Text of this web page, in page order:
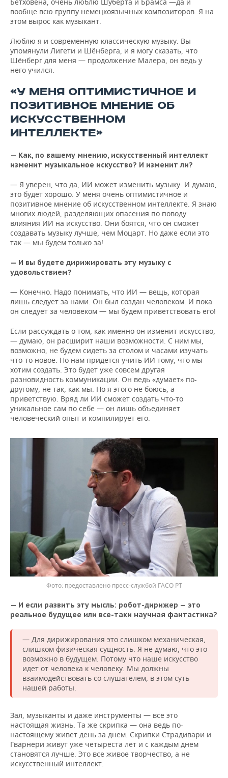
вообще всю группу немецкоязычных композиторов. Я на
этом вырос как музыкант.
Люблю я и современную классическую музыку. Вы
упомянули Лигети и Шёнберга, и я могу сказать, что
Шёнберг для меня — продолжение Малера, он ведь у
него учился.
«У МЕНЯ ОПТИМИСТИЧНОЕ И
ПОЗИТИВНОЕ МНЕНИЕ ОБ
ИСКУССТВЕННОМ
ИНТЕЛЛЕКТЕ»
— Как, по вашему мнению, искусственный интеллект
изменит музыкальное искусство? И изменит ли?
— Я уверен, что да, ИИ может изменить музыку. И думаю,
это будет хорошо. У меня очень оптимистичное и
позитивное мнение об искусственном интеллекте. Я знаю
многих людей, разделяющих опасения по поводу
влияния ИИ на искусство. Они боятся, что он сможет
создавать музыку лучше, чем Моцарт. Но даже если это
так — мы будем только за!
— И вы будете дирижировать эту музыку с
удовольствием?
— Конечно. Надо понимать, что ИИ — вещь, которая
лишь следует за нами. Он был создан человеком. И пока
он следует за человеком — мы будем приветствовать его!
Если рассуждать о том, как именно он изменит искусство,
— думаю, он расширит наши возможности. С ним мы,
возможно, не будем сидеть за столом и часами изучать
что-то новое. Но нам придется учить ИИ тому, что мы
хотим создать. Это будет уже совсем другая
разновидность коммуникации. Он ведь «думает» по-
другому, не так, как мы. Но я этого не боюсь, а
приветствую. Вряд ли ИИ сможет создать что-то
уникальное сам по себе — он лишь объединяет
человеческий опыт и компилирует его.
предоставлено пресс-службой ГАСО РТ
— И если развить эту мысль: робот-дирижер — это
реальное будущее или все-таки научная фантастика?
— Для дирижирования это слишком механическая,
слишком физическая сущность. Я не думаю, что это
возможно в будущем. Потому что наше искусство
идет от человека к человеку. Мы должны
взаимодействовать со слушателем, в этом суть
нашей работы.
Зал, музыканты и даже инструменты — все это
настоящая жизнь. Та же скрипка — она ведь по-
настоящему живет день за днем. Скрипки Страдивари и
Гварнери живут уже четыреста лет и с каждым днем
становятся лучше. Это все живое творчество, а не
искусственный интеллект.